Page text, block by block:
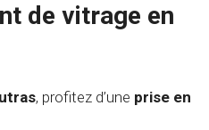
de vitrage en
, profitez d’une prise en